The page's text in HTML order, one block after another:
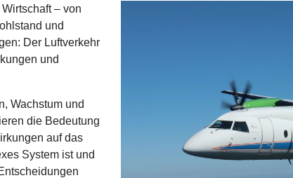
– von
und
Der Luftverkehr
und
Wachstum und
die Bedeutung
auf das
System ist und